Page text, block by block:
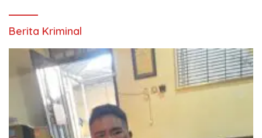
Berita Kriminal